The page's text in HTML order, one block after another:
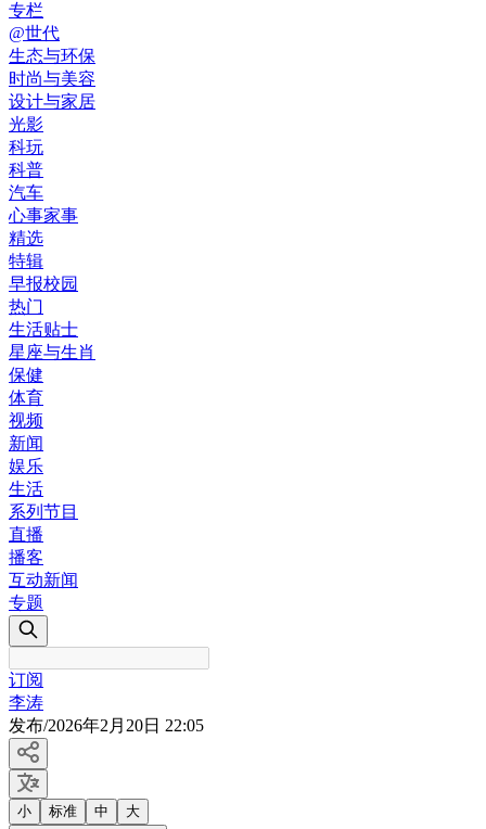
专栏
@世代
生态与环保
时尚与美容
设计与家居
光影
科玩
科普
汽车
心事家事
精选
特辑
早报校园
热门
生活贴士
星座与生肖
保健
体育
视频
新闻
娱乐
生活
系列节目
直播
播客
互动新闻
专题
订阅
李涛
发布/2026年2月20日 22:05
小 标准 中 大